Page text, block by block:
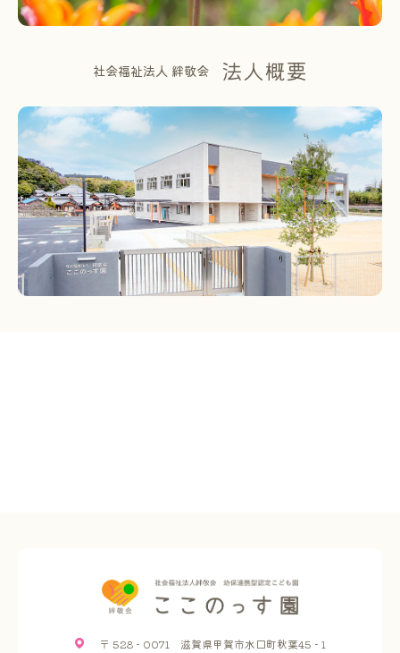
社会福祉法人 絆敬会 法人概要
〒 528 - 0071 滋賀県甲賀市水口町秋葉45 - 1